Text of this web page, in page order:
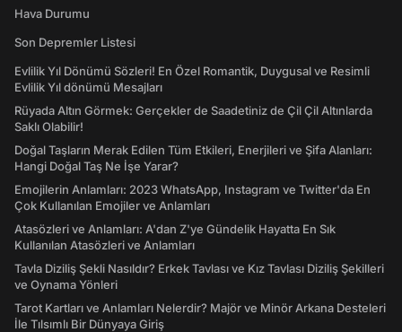
Hava Durumu
Son Depremler Listesi
Evlilik Yıl Dönümü Sözleri! En Özel Romantik, Duygusal ve Resimli
Evlilik Yıl dönümü Mesajları
Rüyada Altın Görmek: Gerçekler de Saadetiniz de Çil Çil Altınlarda
Saklı Olabilir!
Doğal Taşların Merak Edilen Tüm Etkileri, Enerjileri ve Şifa Alanları:
Hangi Doğal Taş Ne İşe Yarar?
Emojilerin Anlamları: 2023 WhatsApp, Instagram ve Twitter'da En
Çok Kullanılan Emojiler ve Anlamları
Atasözleri ve Anlamları: A'dan Z'ye Gündelik Hayatta En Sık
Kullanılan Atasözleri ve Anlamları
Tavla Diziliş Şekli Nasıldır? Erkek Tavlası ve Kız Tavlası Diziliş Şekilleri
ve Oynama Yönleri
Tarot Kartları ve Anlamları Nelerdir? Majör ve Minör Arkana Desteleri
İle Tılsımlı Bir Dünyaya Giriş